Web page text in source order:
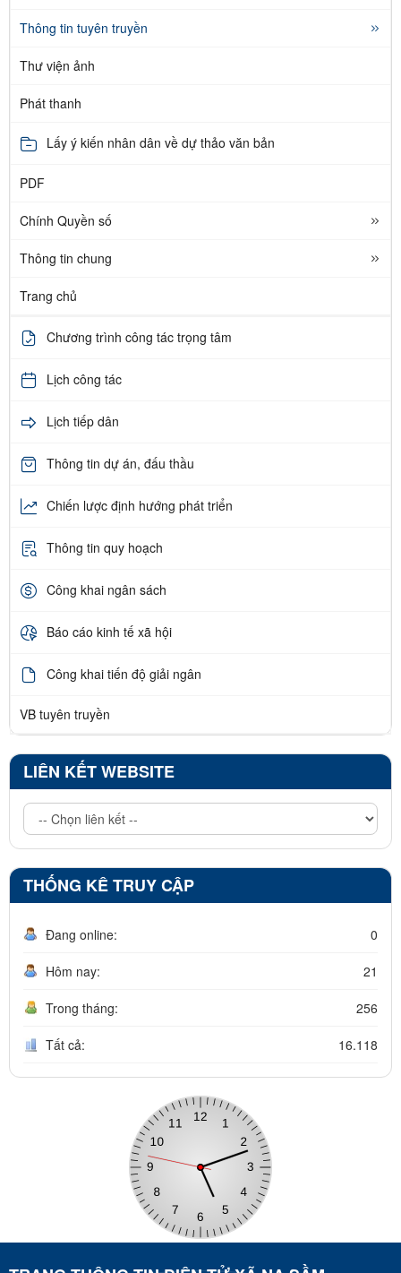
Thông tin tuyên truyền
Thư viện ảnh
Phát thanh
Lấy ý kiến nhân dân về dự thảo văn bản
PDF
Chính Quyền số
Thông tin chung
Trang chủ
Chương trình công tác trọng tâm
Lịch công tác
Lịch tiếp dân
Thông tin dự án, đấu thầu
Chiến lược định hướng phát triển
Thông tin quy hoạch
Công khai ngân sách
Báo cáo kinh tế xã hội
Công khai tiến độ giải ngân
VB tuyên truyền
LIÊN KẾT WEBSITE
THỐNG KÊ TRUY CẬP
Đang online: 0
Hôm nay: 21
Trong tháng: 256
Tất cả: 16.118